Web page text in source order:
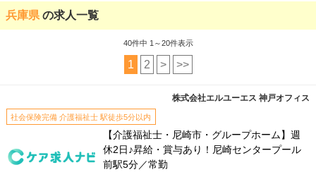
兵庫県 の求人一覧
40件中 1～20件表示
1 2 > >>
株式会社エルユーエス 神戸オフィス
社会保険完備 介護福祉士 駅徒歩5分以内
【介護福祉士・尼崎市・グループホーム】週
休2日♪昇給・賞与あり！尼崎センタープール
前駅5分／常勤